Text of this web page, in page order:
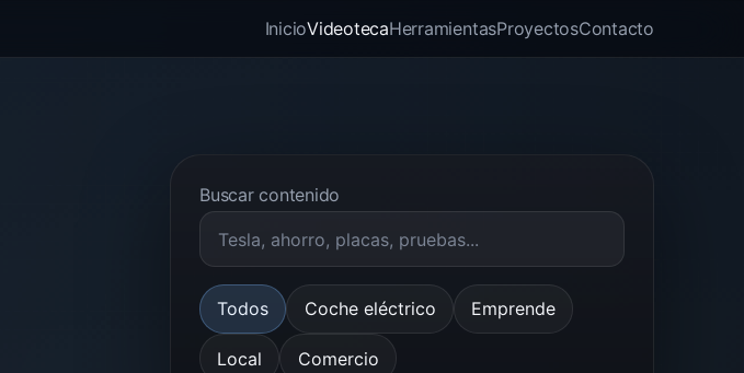
InicioVideotecaHerramientasProyectosContacto
Buscar contenido
Todos Coche eléctrico Emprende
Local Comercio